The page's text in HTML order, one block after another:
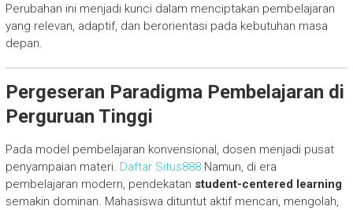
Perubahan ini menjadi kunci dalam menciptakan pembelajaran
yang relevan, adaptif, dan berorientasi pada kebutuhan masa
depan.
Pergeseran Paradigma Pembelajaran di
Perguruan Tinggi
Pada model pembelajaran konvensional, dosen menjadi pusat
penyampaian materi. Daftar Situs888Namun, di era
pembelajaran modern, pendekatan student-centered learning
semakin dominan. Mahasiswa dituntut aktif mencari, mengolah,